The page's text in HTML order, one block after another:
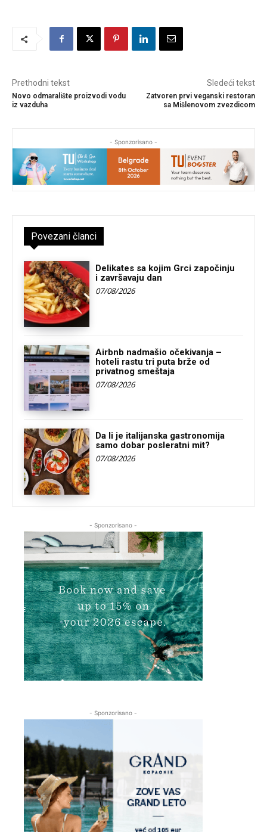
Prethodni tekst
Novo odmaralište proizvodi vodu
iz vazduha
Sledeći tekst
Zatvoren prvi veganski restoran
sa Mišlenovom zvezdicom
- Sponzorisano -
Povezani članci
Delikates sa kojim Grci započinju
i završavaju dan
07/08/2026
Airbnb nadmašio očekivanja –
hoteli rastu tri puta brže od
privatnog smeštaja
07/08/2026
Da li je italijanska gastronomija
samo dobar posleratni mit?
07/08/2026
- Sponzorisano -
- Sponzorisano -